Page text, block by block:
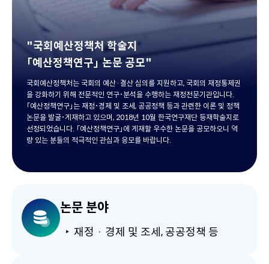
"국회예산정책처 학술지
「예산정책연구」 논문 공모"
국회예산정책처는 국회의 예산·결산 심의를 지원하고, 국회의 재정통제권
을 강화하기 위해 전문적인 연구･분석을 수행하는 재정전문기관입니다.
「예산정책연구」는 재정･경제 및 조세, 공공정책 등과 관련한 이론 및 정책
논문을 발굴･게재하고 있으며, 2018년 10월 한국연구재단 등재학술지로
선정되었습니다. 「예산정책연구」에 게재할 우수한 논문을 공모하오니 역
량 있는 분들의 적극적인 관심과 응모를 바랍니다.
논문 분야
재정 · 경제 및 조세, 공공정책 등